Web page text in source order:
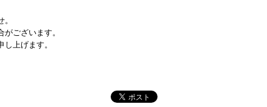
ございます。
上げます。